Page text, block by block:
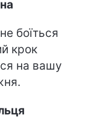
боїться
крок
на вашу